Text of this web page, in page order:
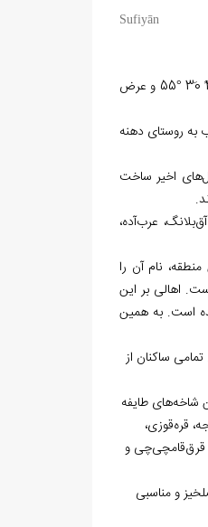
Sufiyān
روستایی واقع در دهستان تمران، بخش مرکزی شهرستان کلاله. این روستا در 12 کیلومتری شمال شرق کلاله در طول جغرافیایی 3ً 30َ °55 و عرض
به روستای دهنه
اخیر ساخت
عرب‌آده،
نام آن را
اهالی بر این
است. به همین
ساکنان از
شاخه‌های طایفه
قره‌قوزی،
قرق‌قامچی‌چی و
و مناسبی